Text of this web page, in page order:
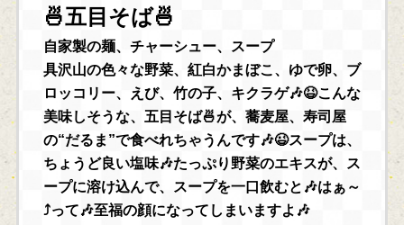
🍜五目そば🍜
自家製の麺、チャーシュー、スープ
具沢山の色々な野菜、紅白かまぼこ、ゆで卵、ブ
ロッコリー、えび、竹の子、キクラゲ🎶😆こんな
美味しそうな、五目そば🍜が、蕎麦屋、寿司屋
の“だるま”で食べれちゃうんです🎶😉スープは、
ちょうど良い塩味🎶たっぷり野菜のエキスが、ス
ープに溶け込んで、スープを一口飲むと🎶はぁ～
⤴って🎶至福の顔になってしまいますよ🎶